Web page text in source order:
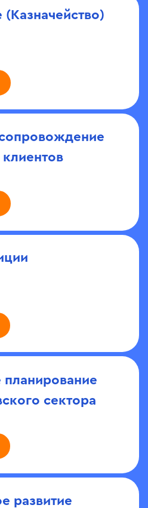
4 команда
2 команда